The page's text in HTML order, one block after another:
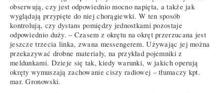
obserwują, czy jest odpowiednio mocno napięta, a także jak
wyglądają przypięte do niej chorągiewki. W ten sposób
kontrolują, czy dystans pomiędzy jednostkami pozostaje
odpowiednio duży. – Czasem z okrętu na okręt przerzucana jest
jeszcze trzecia linka, zwana messengerem. Używając jej można
przekazywać drobne materiały, na przykład pojemniki z
meldunkami. Dzieje się tak, kiedy warunki, w jakich operują
okręty wymuszają zachowanie ciszy radiowej – tłumaczy kpt.
mar. Gronowski.